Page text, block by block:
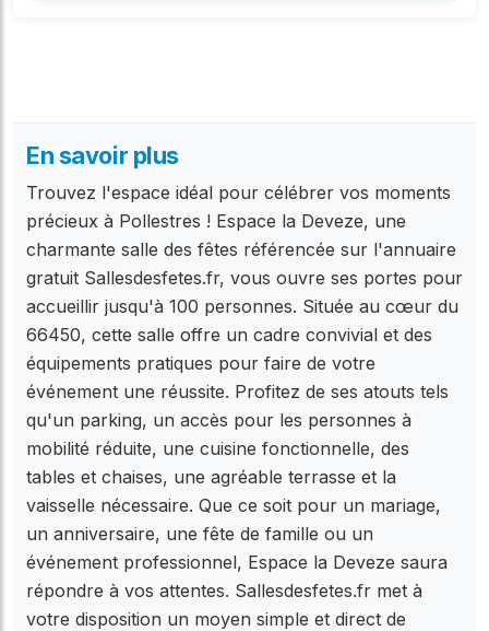
En savoir plus
Trouvez l'espace idéal pour célébrer vos moments
précieux à Pollestres ! Espace la Deveze, une
charmante salle des fêtes référencée sur l'annuaire
gratuit Sallesdesfetes.fr, vous ouvre ses portes pour
accueillir jusqu'à 100 personnes. Située au cœur du
66450, cette salle offre un cadre convivial et des
équipements pratiques pour faire de votre
événement une réussite. Profitez de ses atouts tels
qu'un parking, un accès pour les personnes à
mobilité réduite, une cuisine fonctionnelle, des
tables et chaises, une agréable terrasse et la
vaisselle nécessaire. Que ce soit pour un mariage,
un anniversaire, une fête de famille ou un
événement professionnel, Espace la Deveze saura
répondre à vos attentes. Sallesdesfetes.fr met à
votre disposition un moyen simple et direct de